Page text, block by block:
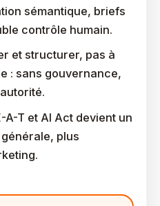
sémantique, briefs
contrôle humain.
et structurer, pas à
: sans gouvernance,
A-T et AI Act devient un
plus